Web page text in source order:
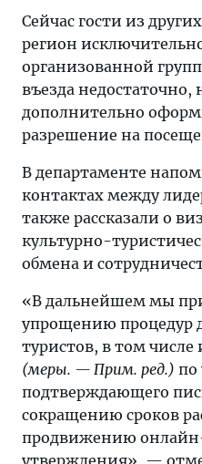
Сейчас гости из
регион
организованной
въезда недостаточно,
дополнительно
разрешение на
В департаменте
контактах между
также рассказали о
культурно-
обмена и
«В дальнейшем мы
упрощению процедур
туристов, в том числе
(меры. — Прим. ред.) по
подтверждающего
сокращению сроков
продвижению
утверждения», —